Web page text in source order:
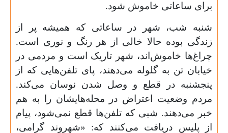
برای ساعاتی خاموش شود.
شنبه شب، شهر در ساعاتی که همیشه پر از
زندگی بوده حالا خالی از هر رنگ و نوری است.
چراغ‌ها خاموش‌اند، شهر تاریک است و مردمی در
خیابان تن به گلوله می‌دهند، پای تلفن‌هایی که از
پنجشنبه در قطع و وصل شدن نوسان می‌کند.
مردم وضعیت اعتراض در محله‌هایشان را به هم
خبر می‌دهند. شبی که تلفن‌ها قطع نمی‌شود، پیام
از پلیس دریافت می‌کنند که: «شهروند گرامی،